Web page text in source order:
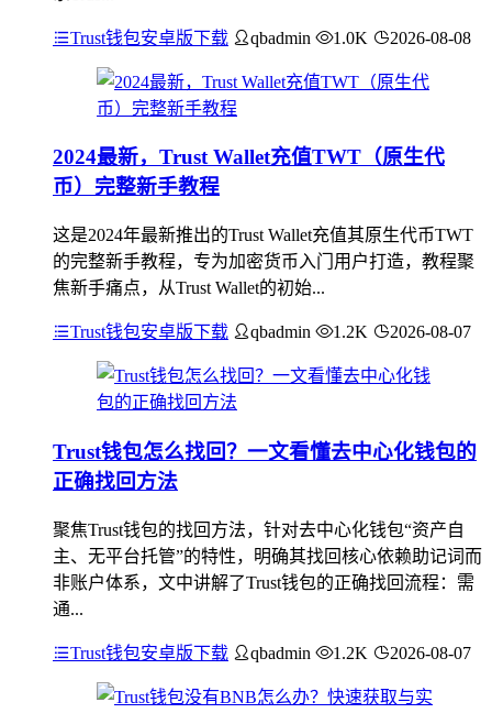
Trust钱包安卓版下载 qbadmin 1.0K 2026-08-08
2024最新，Trust Wallet充值TWT（原生代
币）完整新手教程
这是2024年最新推出的Trust Wallet充值其原生代币TWT
的完整新手教程，专为加密货币入门用户打造，教程聚
焦新手痛点，从Trust Wallet的初始...
Trust钱包安卓版下载 qbadmin 1.2K 2026-08-07
Trust钱包怎么找回？一文看懂去中心化钱包的
正确找回方法
聚焦Trust钱包的找回方法，针对去中心化钱包“资产自
主、无平台托管”的特性，明确其找回核心依赖助记词而
非账户体系，文中讲解了Trust钱包的正确找回流程：需
通...
Trust钱包安卓版下载 qbadmin 1.2K 2026-08-07